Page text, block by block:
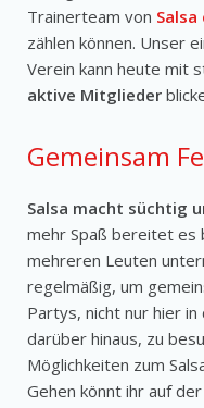
Trainerteam von Salsa
zählen können. Unser
Verein kann heute mit
aktive Mitglieder
Gemeinsam
Salsa macht süchtig
mehr Spaß bereitet es
mehreren Leuten
regelmäßig, um
Partys, nicht nur hier
darüber hinaus, zu
Möglichkeiten zum
Gehen könnt ihr auf